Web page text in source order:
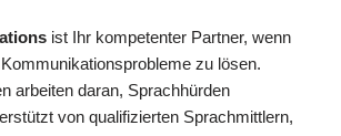
ist Ihr kompetenter Partner, wenn
zu lösen.
arbeiten daran, Sprachhürden
von qualifizierten Sprachmittlern,